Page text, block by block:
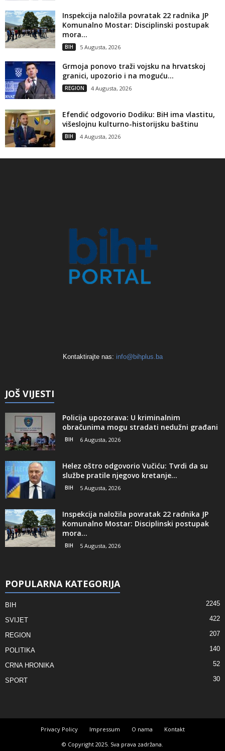
Inspekcija naložila povratak 22 radnika JP
Komunalno Mostar: Disciplinski postupak
mora...
BIH 5 Augusta, 2026
Grmoja ponovo traži vojsku na hrvatskoj
granici, upozorio i na moguću...
REGION 4 Augusta, 2026
Efendić odgovorio Dodiku: BiH ima vlastitu,
višeslojnu kulturno-historijsku baštinu
BIH 4 Augusta, 2026
Kontaktirajte nas: info@bihplus.ba
JOŠ VIJESTI
Policija upozorava: U kriminalnim
obračunima mogu stradati nedužni građani
BIH 6 Augusta, 2026
Helez oštro odgovorio Vučiću: Tvrdi da su
službe pratile njegovo kretanje...
BIH 5 Augusta, 2026
Inspekcija naložila povratak 22 radnika JP
Komunalno Mostar: Disciplinski postupak
mora...
BIH 5 Augusta, 2026
POPULARNA KATEGORIJA
BIH 2245
SVIJET 422
REGION 207
POLITIKA 140
CRNA HRONIKA 52
SPORT 30
Privacy Policy Impressum O nama
Kontakt
© Copyright 2025. Sva prava zadržana.